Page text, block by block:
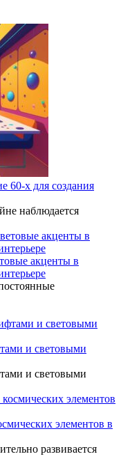
60-х для создания
наблюдается
акценты в
и световыми
и световыми
элементов в
развивается